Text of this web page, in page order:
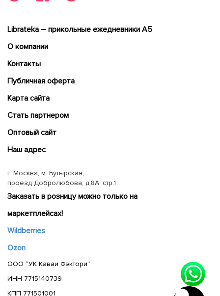
Librateka – прикольные ежедневники А5
О компании
Контакты
Публичная оферта
Карта сайта
Cтать партнером
Оптовый сайт
Наш адрес
г. Москва, м. Бутырская,
проезд Добролюбова, д.8А, стр.1
Заказать в розницу можно только на
маркетплейсах!
Wildberries
Ozon
ООО “УК Каваи Фэктори”
ИНН 7715140739
КПП 771501001